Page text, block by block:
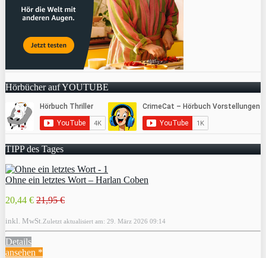
Hörbücher auf YOUTUBE
TIPP des Tages
Ohne ein letztes Wort – Harlan Coben
20,44 € 21,95 €
inkl. MwSt. Zuletzt aktualisiert am: 29. März 2026 09:14
Details
ansehen *